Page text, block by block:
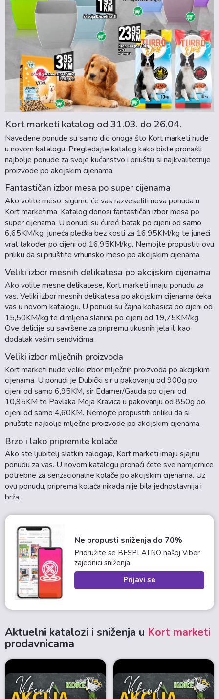
Kort marketi katalog od 31.03. do 26.04.
Navedene ponude su samo dio onoga što Kort marketi nude
u novom katalogu. Pregledajte katalog kako biste pronašli
najbolje ponude za svoje kućanstvo i priuštili si najkvalitetnije
proizvode po akcijskim cijenama.
Fantastičan izbor mesa po super cijenama
Ako volite meso, sigurno će vas razveseliti nova ponuda u
Kort marketima. Katalog donosi fantastičan izbor mesa po
super cijenama. U ponudi su ćureći batak po cijeni od samo
6,65KM/kg, juneća plećka bez kosti za 16,95KM/kg te juneći
vrat također po cijeni od 16,95KM/kg. Nemojte propustiti ovu
priliku da si priuštite vrhunsko meso po akcijskim cijenama.
Veliki izbor mesnih delikatesa po akcijskim cijenama
Ako volite mesne delikatese, Kort marketi imaju ponudu za
vas. Veliki izbor mesnih delikatesa po akcijskim cijenama čeka
vas u novom katalogu. U ponudi su čajna kobasica po cijeni od
15,50KM/kg te dimljena slanina po cijeni od 19,75KM/kg.
Ove delicije su savršene za pripremu ukusnih jela ili kao
dodatak vašim sendvičima.
Veliki izbor mlječnih proizvoda
Kort marketi nude veliki izbor mlječnih proizvoda po akcijskim
cijenama. U ponudi je Dubički sir u pakovanju od 900g po
cijeni od samo 6,95KM, sir Edamer/Gauda po cijeni od
10,95KM te Pavlaka Moja Kravica u pakovanju od 850g po
cijeni od samo 4,60KM. Nemojte propustiti priliku da si
priuštite najbolje mlječne proizvode po akcijskim cijenama.
Brzo i lako pripremite kolače
Ako ste ljubitelj slatkih zalogaja, Kort marketi imaju sjajnu
ponudu za vas. U novom katalogu pronaći ćete sve namjernice
potrebne za senzacionalne kolače po akcijskim cijenama. Uz
ovu ponudu, priprema kolača nikada nije bila jednostavnija i
brža.
Ne propusti sniženja do 70%
Pridružite se BESPLATNO našoj Viber
zajednici sniženja.
Prijavi se
Aktuelni katalozi i sniženja u Kort marketi
prodavnicama